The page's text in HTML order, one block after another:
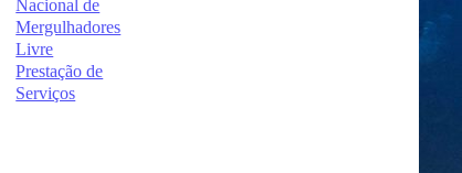
Nacional de
Mergulhadores
Livre
Prestação de
Serviços